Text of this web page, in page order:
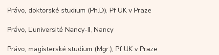
Právo, doktorské studium (Ph.D), Pf UK v Praze
Právo, L’université Nancy-II, Nancy
Právo, magisterské studium (Mgr.), Pf UK v Praze